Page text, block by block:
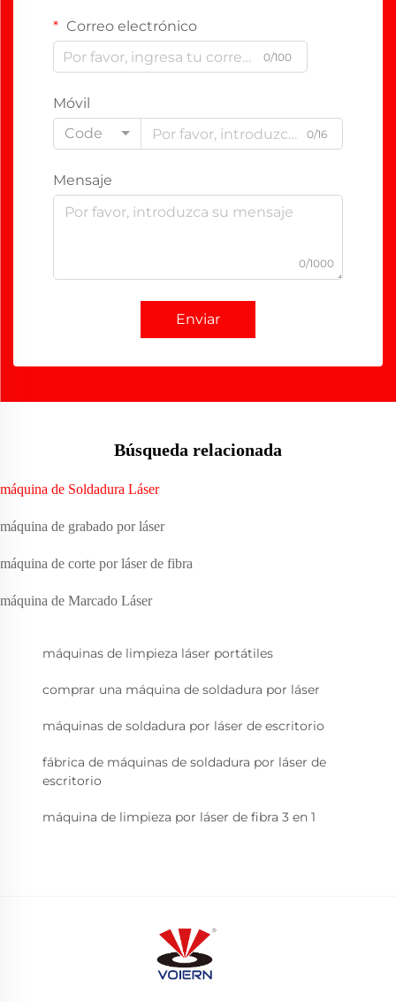
Correo electrónico
0/100
Móvil
Code
0/16
Mensaje
0/1000
Enviar
Búsqueda relacionada
máquina de Soldadura Láser
máquina de grabado por láser
máquina de corte por láser de fibra
máquina de Marcado Láser
máquinas de limpieza láser portátiles
comprar una máquina de soldadura por láser
máquinas de soldadura por láser de escritorio
fábrica de máquinas de soldadura por láser de
escritorio
máquina de limpieza por láser de fibra 3 en 1